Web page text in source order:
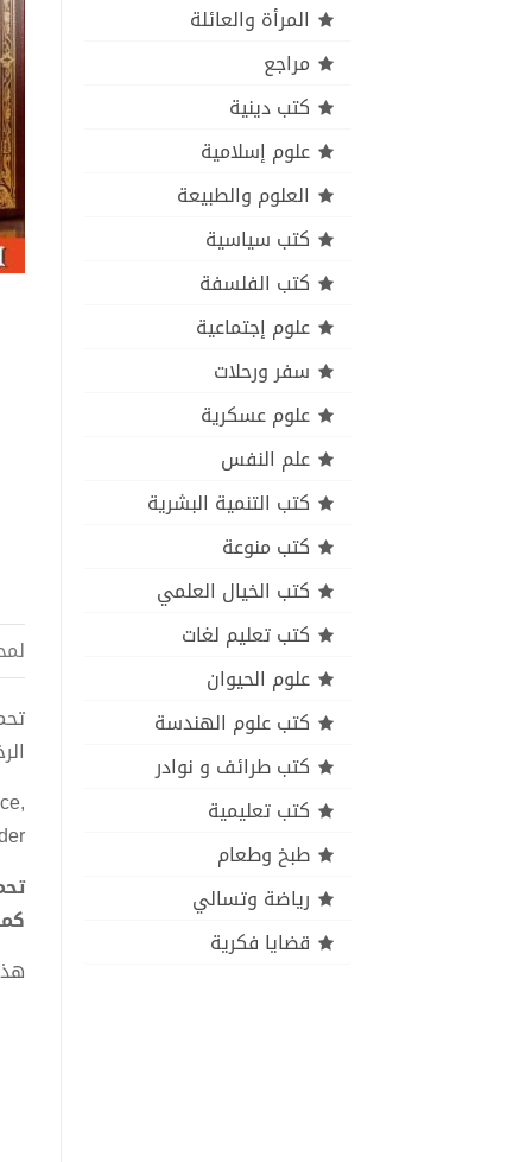
المرأة والعائلة
مراجع
كتب دينية
علوم إسلامية
العلوم والطبيعة
كتب سياسية
كتب الفلسفة
علوم إجتماعية
سفر ورحلات
علوم عسكرية
علم النفس
كتب التنمية البشرية
كتب منوعة
كتب الخيال العلمي
كتب تعليم لغات
علوم الحيوان
كتب علوم الهندسة
كتب طرائف و نوادر
كتب تعليمية
طبخ وطعام
رياضة وتسالي
قضايا فكرية